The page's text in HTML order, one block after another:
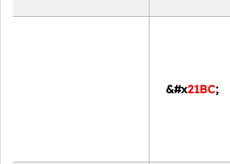
&#x21BC;